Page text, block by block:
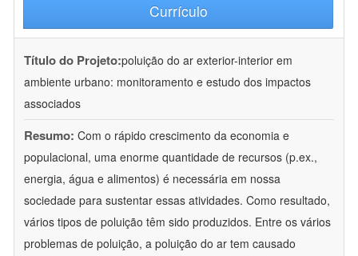
Currículo
Título do Projeto:poluição do ar exterior-interior em
ambiente urbano: monitoramento e estudo dos impactos
associados
Resumo: Com o rápido crescimento da economia e
populacional, uma enorme quantidade de recursos (p.ex.,
energia, água e alimentos) é necessária em nossa
sociedade para sustentar essas atividades. Como resultado,
vários tipos de poluição têm sido produzidos. Entre os vários
problemas de poluição, a poluição do ar tem causado